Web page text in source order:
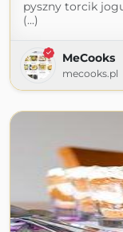
pyszny torcik
(...)
MeCooks
mecooks.pl